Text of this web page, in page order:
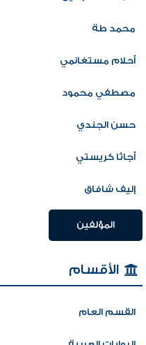
محمد طة
أحلام مستغانمي
مصطفي محمود
حسن الجندي
أجاثا كريستي
إليف شافاق
المؤلفين
الأقسام
القسم العام